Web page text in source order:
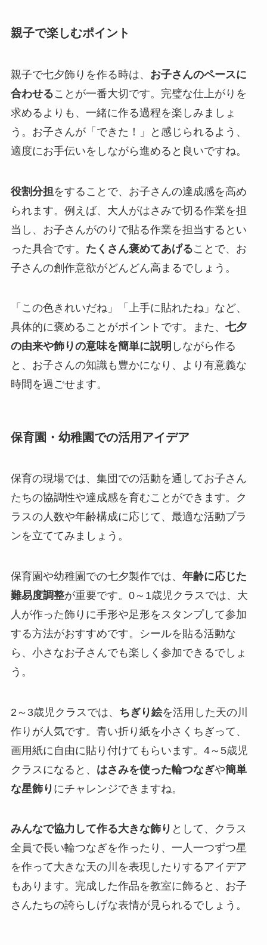
親子で楽しむポイント
親子で七夕飾りを作る時は、 お子さんのペースに
合わせることが一番大切です。完璧な仕上がりを
求めるよりも、一緒に作る過程を楽しみましょ
う。お子さんが「できた！」と感じられるよう、
適度にお手伝いをしながら進めると良いですね。
役割分担をすることで、お子さんの達成感を高め
られます。例えば、大人がはさみで切る作業を担
当し、お子さんがのりで貼る作業を担当するとい
った具合です。 たくさん褒めてあげることで、お
子さんの創作意欲がどんどん高まるでしょう。
「この色きれいだね」「上手に貼れたね」など、
具体的に褒めることがポイントです。また、 七夕
の由来や飾りの意味を簡単に説明 しながら作る
と、お子さんの知識も豊かになり、より有意義な
時間を過ごせます。
保育園・幼稚園での活用アイデア
保育の現場では、集団での活動を通してお子さん
たちの協調性や達成感を育むことができます。ク
ラスの人数や年齢構成に応じて、最適な活動プラ
ンを立ててみましょう。
保育園や幼稚園での七夕製作では、 年齢に応じた
難易度調整が重要です。0～1歳児クラスでは、大
人が作った飾りに手形や足形をスタンプして参加
する方法がおすすめです。シールを貼る活動な
ら、小さなお子さんでも楽しく参加できるでしょ
う。
2～3歳児クラスでは、 ちぎり絵を活用した天の川
作りが人気です。青い折り紙を小さくちぎって、
画用紙に自由に貼り付けてもらいます。4～5歳児
クラスになると、 はさみを使った輪つなぎや簡単
な星飾り にチャレンジできますね。
みんなで協力して作る大きな飾り として、クラス
全員で長い輪つなぎを作ったり、一人一つずつ星
を作って大きな天の川を表現したりするアイデア
もあります。完成した作品を教室に飾ると、お子
さんたちの誇らしげな表情が見られるでしょう。